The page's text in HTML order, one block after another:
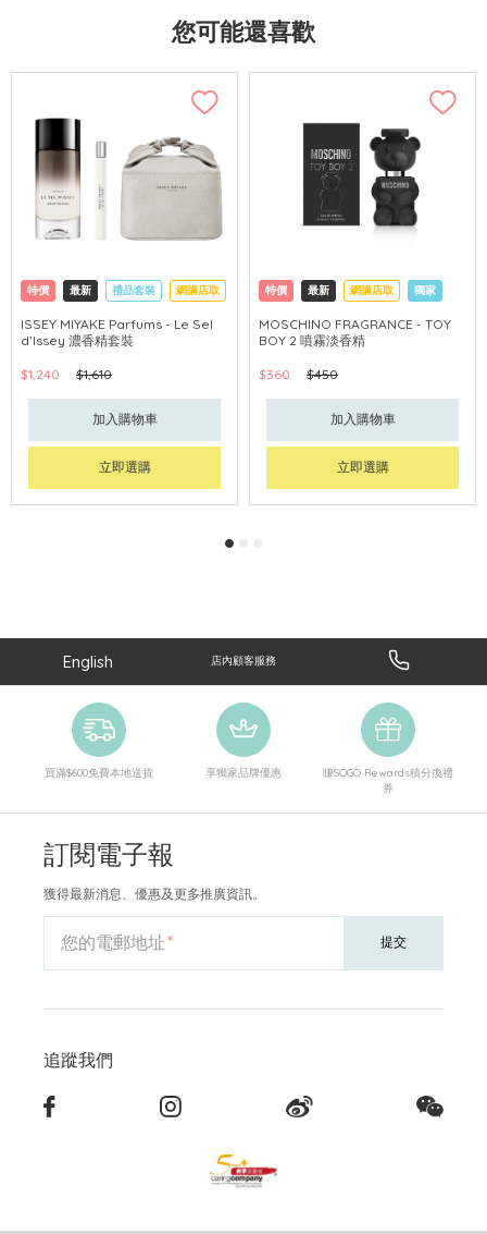
您可能還喜歡
特價 最新 禮品套裝 網購店取
ISSEY MIYAKE Parfums - Le Sel
d’Issey 濃香精套裝
$1,240 $1,610
加入購物車
立即選購
特價 最新 網購店取 獨家
MOSCHINO FRAGRANCE - TOY
BOY 2 噴霧淡香精
$360 $450
加入購物車
立即選購
English 店內顧客服務
買滿$600免費本地送貨 享獨家品牌優惠
賺SOGO Rewards積分換禮
券
訂閱電子報
獲得最新消息、優惠及更多推廣資訊。
您的電郵地址 提交
追蹤我們